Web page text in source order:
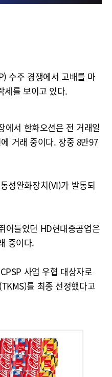
수주 경쟁에서 고배를 마
세를 보이고 있다.
에서 한화오션은 전 거래일
거래 중이다. 장중 8만97
성완화장치(VI)가 발동되
어들었던 HD현대중공업은
중이다.
사업 우협 대상자로
를 최종 선정했다고